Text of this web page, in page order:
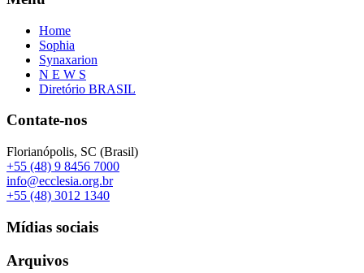
Home
Sophia
Synaxarion
N E W S
Diretório BRASIL
Contate-nos
Florianópolis, SC (Brasil)
+55 (48) 9 8456 7000
info@ecclesia.org.br
+55 (48) 3012 1340
Mídias sociais
Arquivos